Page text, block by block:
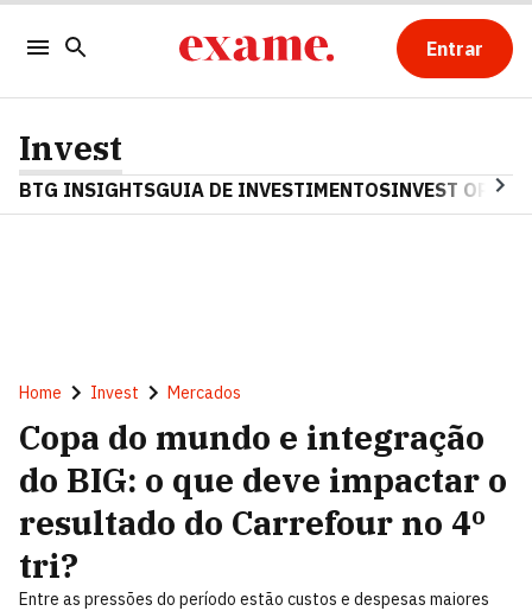
Entrar
Invest
BTG INSIGHTSGUIA DE INVESTIMENTOSINVEST OPINA
Home Invest Mercados
Copa do mundo e integração
do BIG: o que deve impactar o
resultado do Carrefour no 4º
tri?
Entre as pressões do período estão custos e despesas maiores